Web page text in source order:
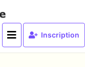
Inscription